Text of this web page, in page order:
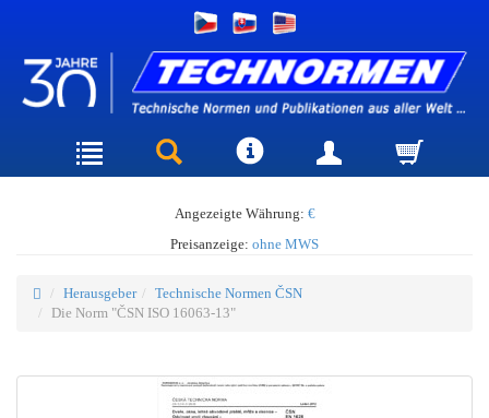
Angezeigte Währung: €
Preisanzeige: ohne MWS
Herausgeber
Technische Normen ČSN
Die Norm "ČSN ISO 16063-13"